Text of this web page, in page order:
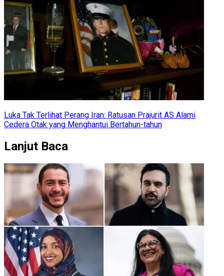
Luka Tak Terlihat Perang Iran: Ratusan Prajurit AS Alami
Cedera Otak yang Menghantui Bertahun-tahun
Lanjut Baca